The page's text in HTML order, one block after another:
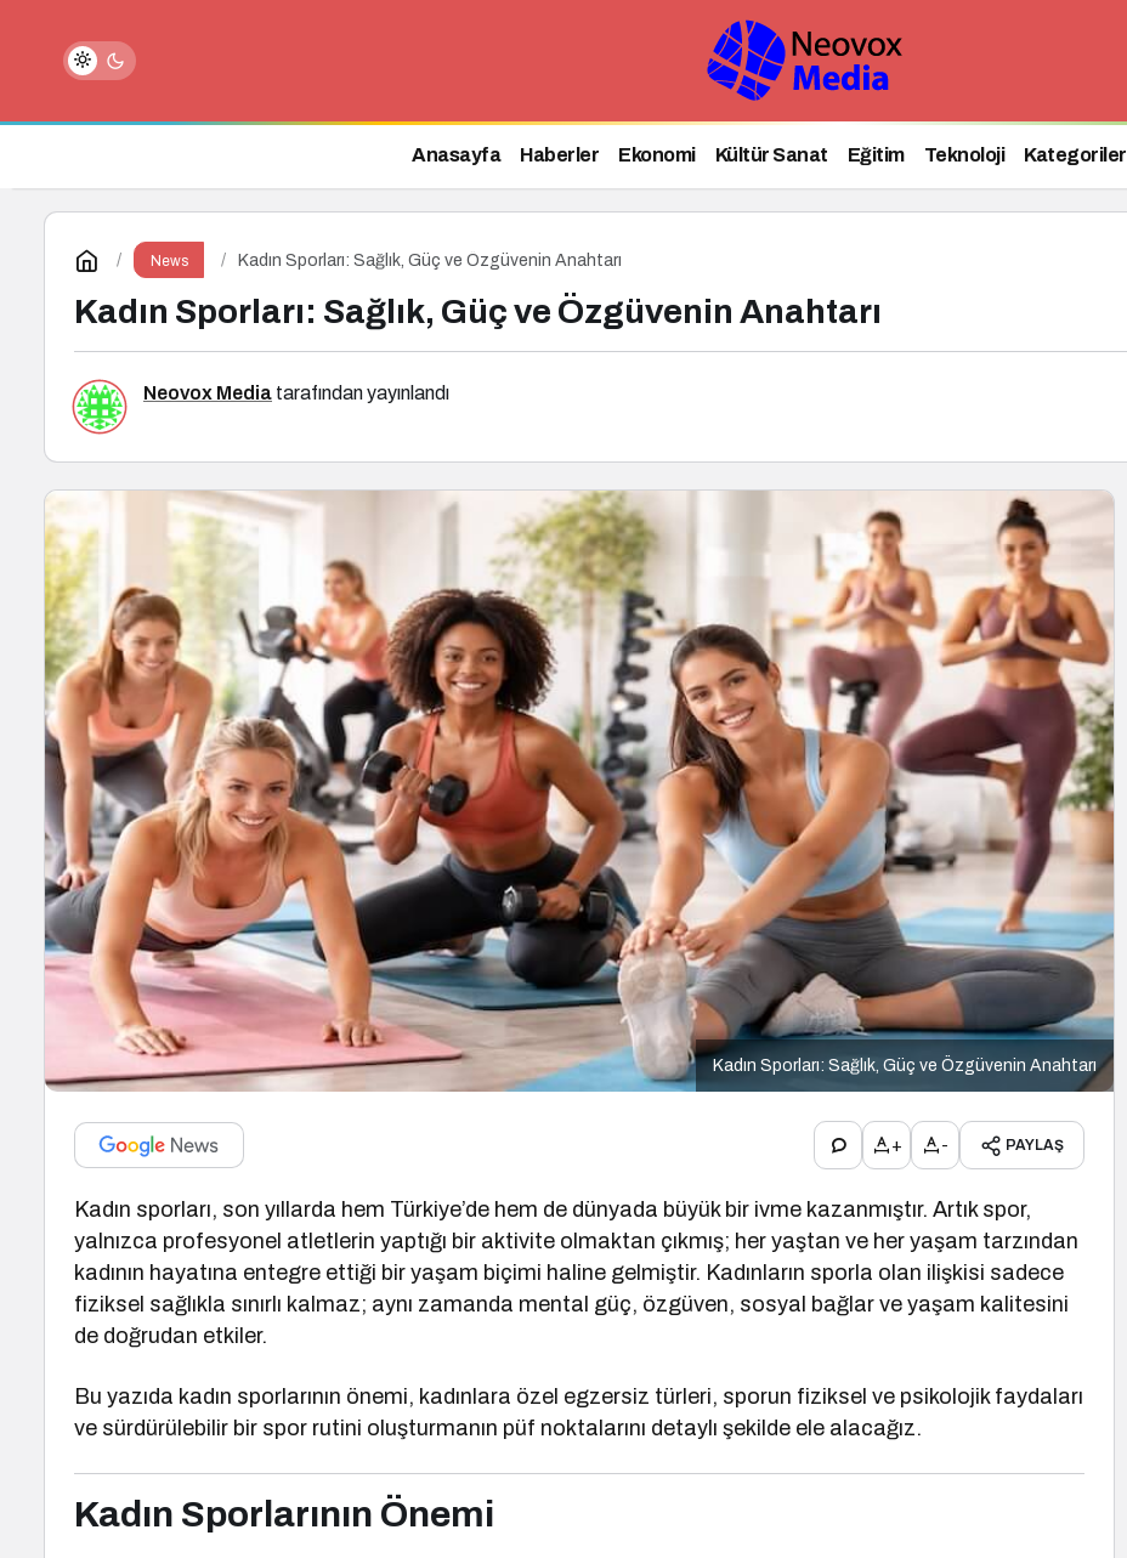
Anasayfa Haberler Ekonomi Kültür Sanat Eğitim Teknoloji Kategoriler
News Kadın Sporları: Sağlık, Güç ve Özgüvenin Anahtarı
Kadın Sporları: Sağlık, Güç ve Özgüvenin Anahtarı
Neovox Media tarafından yayınlandı
Kadın Sporları: Sağlık, Güç ve Özgüvenin Anahtarı
+ - PAYLAŞ
Kadın sporları, son yıllarda hem Türkiye’de hem de dünyada büyük bir ivme kazanmıştır. Artık spor,
yalnızca profesyonel atletlerin yaptığı bir aktivite olmaktan çıkmış; her yaştan ve her yaşam tarzından
kadının hayatına entegre ettiği bir yaşam biçimi haline gelmiştir. Kadınların sporla olan ilişkisi sadece
fiziksel sağlıkla sınırlı kalmaz; aynı zamanda mental güç, özgüven, sosyal bağlar ve yaşam kalitesini
de doğrudan etkiler.
Bu yazıda kadın sporlarının önemi, kadınlara özel egzersiz türleri, sporun fiziksel ve psikolojik faydaları
ve sürdürülebilir bir spor rutini oluşturmanın püf noktalarını detaylı şekilde ele alacağız.
Kadın Sporlarının Önemi